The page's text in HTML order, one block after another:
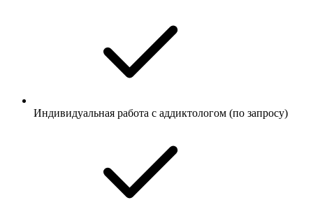
Индивидуальная работа с аддиктологом (по запросу)